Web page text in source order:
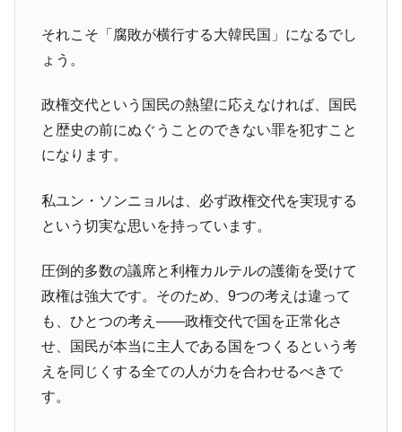
それこそ「腐敗が横行する大韓民国」になるでし
ょう。
政権交代という国民の熱望に応えなければ、国民
と歴史の前にぬぐうことのできない罪を犯すこと
になります。
私ユン・ソンニョルは、必ず政権交代を実現する
という切実な思いを持っています。
圧倒的多数の議席と利権カルテルの護衛を受けて
政権は強大です。そのため、9つの考えは違って
も、ひとつの考え――政権交代で国を正常化さ
せ、国民が本当に主人である国をつくるという考
えを同じくする全ての人が力を合わせるべきで
す。